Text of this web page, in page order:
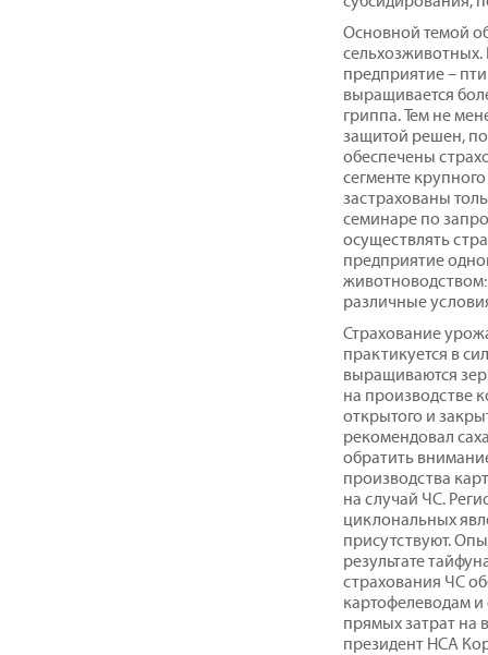
Основной темой
предприятие –
выращивается
гриппа. Тем не
защитой решен,
обеспечены
сегменте
застрахованы
семинаре по
осуществлять
предприятие
различные
Страхование
практикуется в
выращиваются
на производстве
открытого и
рекомендовал
обратить
производства
на случай ЧС.
циклональных
присутствуют.
результате
страхования ЧС
картофелеводам
прямых затрат на
президент НСА